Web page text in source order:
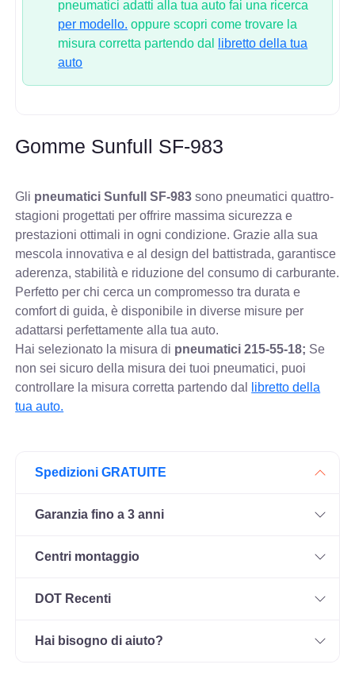
pneumatici adatti alla tua auto fai una ricerca
per modello. oppure scopri come trovare la
misura corretta partendo dal
libretto della tua
auto
Gomme Sunfull SF-983
Gli pneumatici Sunfull SF-983 sono pneumatici quattro-
stagioni progettati per offrire massima sicurezza e
prestazioni ottimali in ogni condizione. Grazie alla sua
mescola innovativa e al design del battistrada, garantisce
aderenza, stabilità e riduzione del consumo di carburante.
Perfetto per chi cerca un compromesso tra durata e
comfort di guida, è disponibile in diverse misure per
adattarsi perfettamente alla tua auto.
Hai selezionato la misura di pneumatici215-55-18; Se
non sei sicuro della misura dei tuoi pneumatici, puoi
controllare la misura corretta partendo dal
libretto della
tua auto.
Spedizioni GRATUITE
Garanzia fino a 3 anni
Centri montaggio
DOT Recenti
Hai bisogno di aiuto?